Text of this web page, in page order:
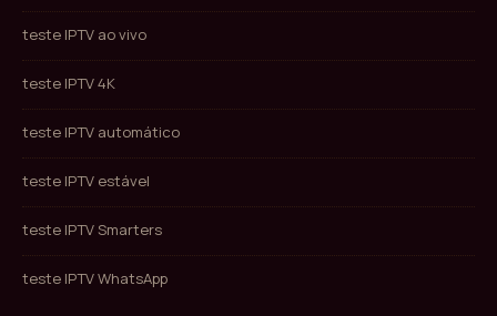
teste IPTV ao vivo
teste IPTV 4K
teste IPTV automático
teste IPTV estável
teste IPTV Smarters
teste IPTV WhatsApp